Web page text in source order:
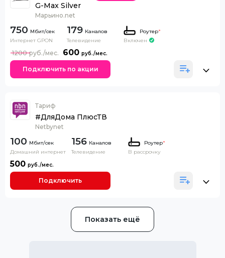
G-Max Silver
Марьино.net
750
Интернет GPON
179 Каналов
Телевидение
Роутер*
Включен
600
1200
Подключить по акции
Тариф
#ДляДома ПлюсТВ
Netbynet
100
Домашний интернет
156 Каналов
Телевидение
Роутер*
В рассрочку
500
Подключить
Показать ещё